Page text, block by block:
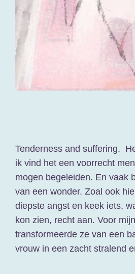
Tenderness and suffering.
ik vind het een voorrecht
mogen begeleiden. En vaak
van een wonder. Zoal ook
diepste angst en keek iets,
kon zien, recht aan. Voor
transformeerde ze van een
vrouw in een zacht stralend